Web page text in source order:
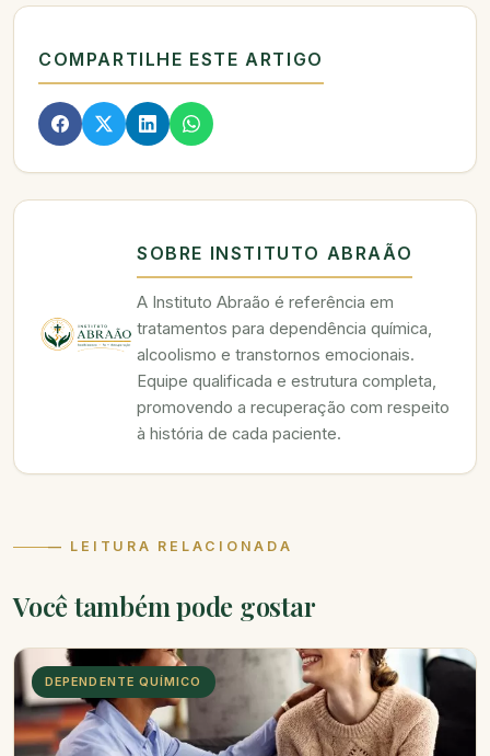
COMPARTILHE ESTE ARTIGO
SOBRE INSTITUTO ABRAÃO
A Instituto Abraão é referência em
tratamentos para dependência química,
alcoolismo e transtornos emocionais.
Equipe qualificada e estrutura completa,
promovendo a recuperação com respeito
à história de cada paciente.
— LEITURA RELACIONADA
Você também pode gostar
DEPENDENTE QUÍMICO